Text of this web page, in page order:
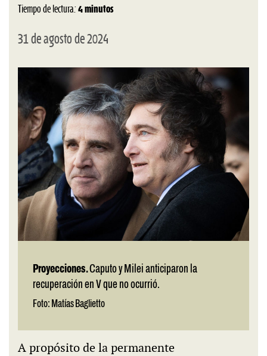
Tiempo de lectura: 4 minutos
31 de agosto de 2024
Proyecciones.Caputo y Milei anticiparon la
recuperación en V que no ocurrió.
Foto: Matías Baglietto
A propósito de la permanente